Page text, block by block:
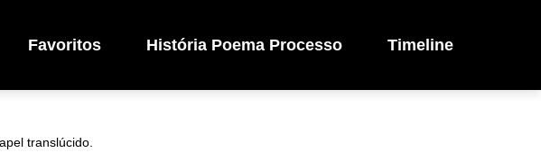
Favoritos História Poema Processo Timeline
translúcido.